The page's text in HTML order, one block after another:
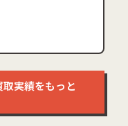
実績をもっと